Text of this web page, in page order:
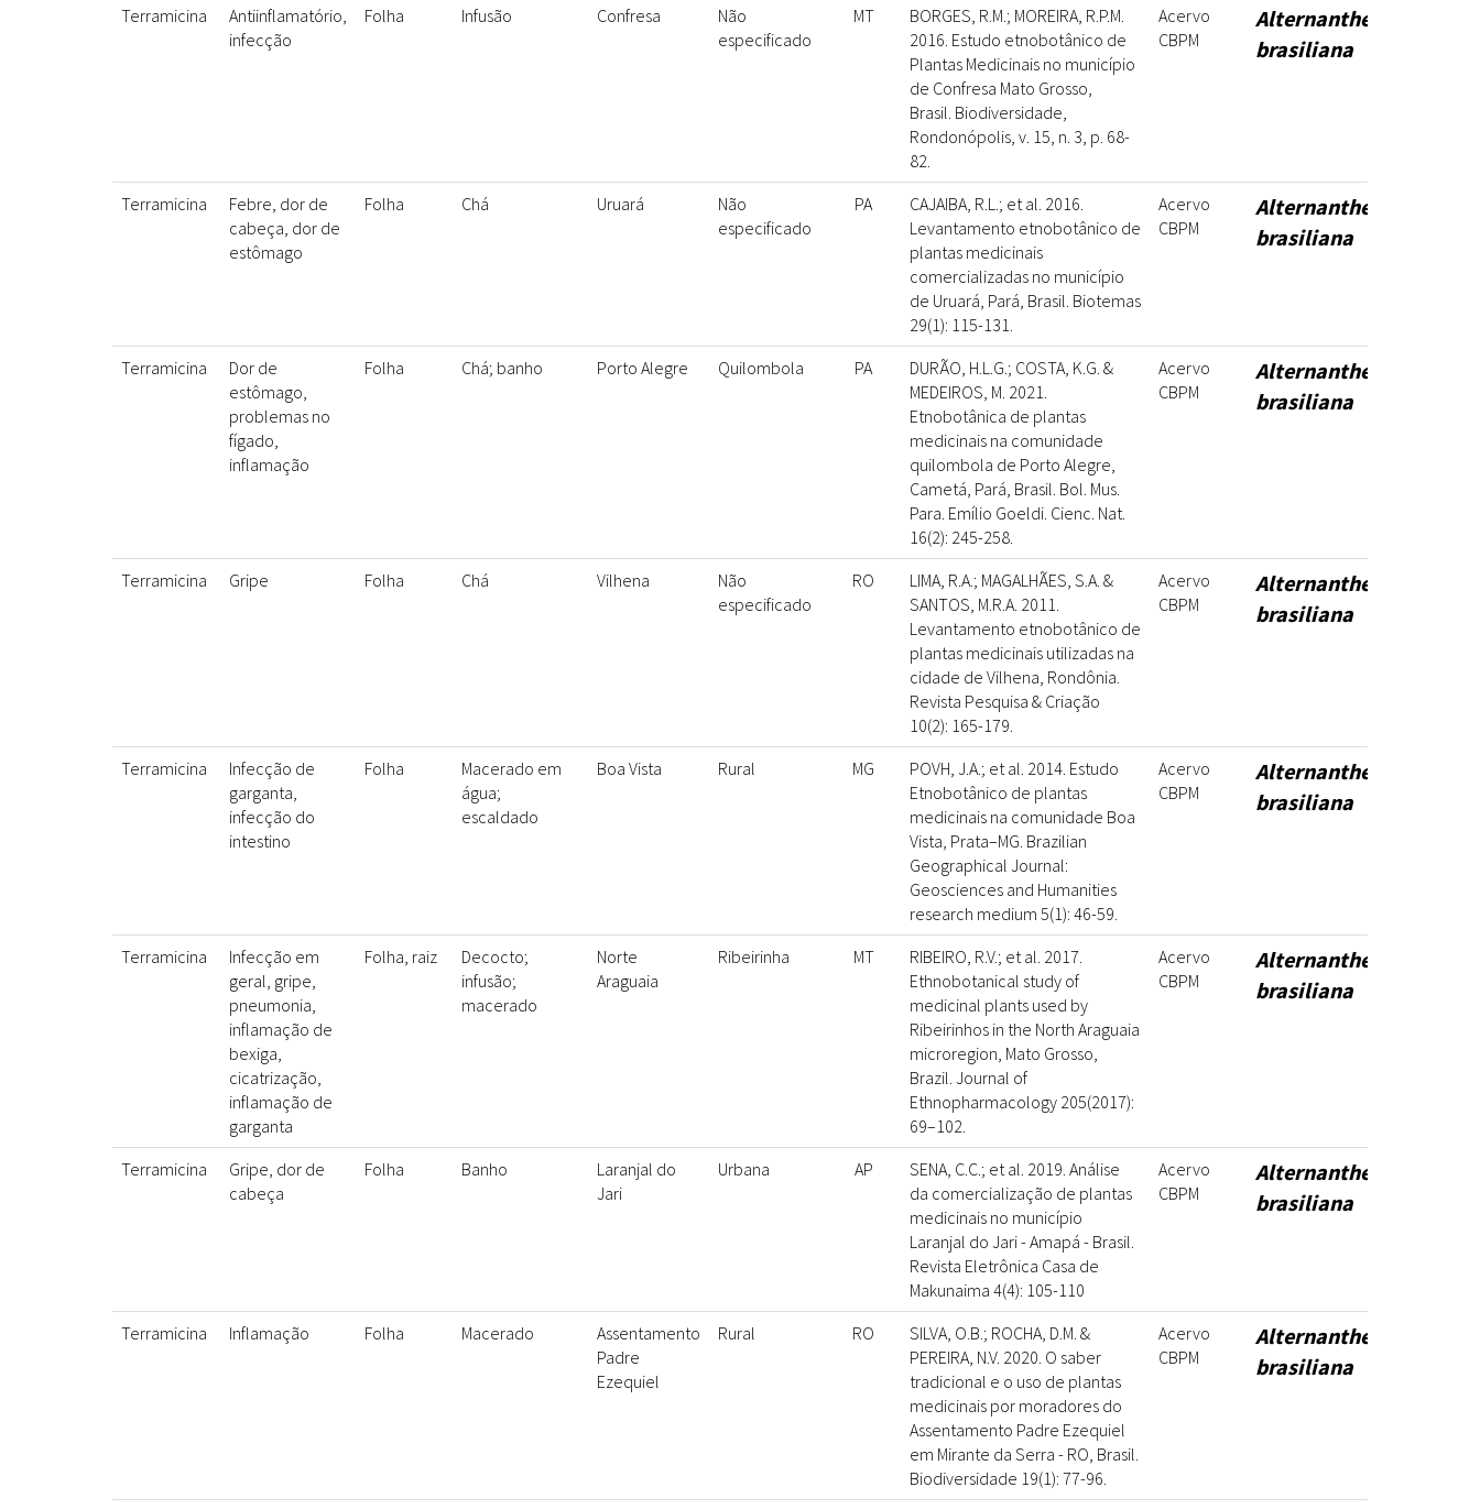
Terramicina
Antiinflamatório,
infecção
Folha Infusão Confresa
Não
especificado
MT
BORGES, R.M.; MOREIRA, R.P.M.
2016. Estudo etnobotânico de
Plantas Medicinais no município
de Confresa Mato Grosso,
Brasil. Biodiversidade,
Rondonópolis, v. 15, n. 3, p. 68-
82.
Acervo
CBPM
Alternanthera
brasiliana
Terramicina
Febre, dor de
cabeça, dor de
estômago
Folha Chá Uruará
Não
especificado
PA
CAJAIBA, R.L.; et al. 2016.
Levantamento etnobotânico de
plantas medicinais
comercializadas no município
de Uruará, Pará, Brasil. Biotemas
29(1): 115-131.
Acervo
CBPM
Alternanthera
brasiliana
Terramicina
Dor de
estômago,
problemas no
fígado,
inflamação
Folha Chá; banho Porto Alegre Quilombola PA
DURÃO, H.L.G.; COSTA, K.G. &
MEDEIROS, M. 2021.
Etnobotânica de plantas
medicinais na comunidade
quilombola de Porto Alegre,
Cametá, Pará, Brasil. Bol. Mus.
Para. Emílio Goeldi. Cienc. Nat.
16(2): 245-258.
Acervo
CBPM
Alternanthera
brasiliana
Terramicina Gripe Folha Chá Vilhena
Não
especificado
RO
LIMA, R.A.; MAGALHÃES, S.A. &
SANTOS, M.R.A. 2011.
Levantamento etnobotânico de
plantas medicinais utilizadas na
cidade de Vilhena, Rondônia.
Revista Pesquisa & Criação
10(2): 165-179.
Acervo
CBPM
Alternanthera
brasiliana
Terramicina
Infecção de
garganta,
infecção do
intestino
Folha
Macerado em
água;
escaldado
Boa Vista Rural MG
POVH, J.A.; et al. 2014. Estudo
Etnobotânico de plantas
medicinais na comunidade Boa
Vista, Prata–MG. Brazilian
Geographical Journal:
Geosciences and Humanities
research medium 5(1): 46-59.
Acervo
CBPM
Alternanthera
brasiliana
Terramicina
Infecção em
geral, gripe,
pneumonia,
inflamação de
bexiga,
cicatrização,
inflamação de
garganta
Folha, raiz
Decocto;
infusão;
macerado
Norte
Araguaia
Ribeirinha MT
RIBEIRO, R.V.; et al. 2017.
Ethnobotanical study of
medicinal plants used by
Ribeirinhos in the North Araguaia
microregion, Mato Grosso,
Brazil. Journal of
Ethnopharmacology 205(2017):
69–102.
Acervo
CBPM
Alternanthera
brasiliana
Terramicina
Gripe, dor de
cabeça
Folha Banho
Laranjal do
Jari
Urbana AP
SENA, C.C.; et al. 2019. Análise
da comercialização de plantas
medicinais no município
Laranjal do Jari - Amapá - Brasil.
Revista Eletrônica Casa de
Makunaima 4(4): 105-110
Acervo
CBPM
Alternanthera
brasiliana
Terramicina Inflamação Folha Macerado
Assentamento
Padre
Ezequiel
Rural RO
SILVA, O.B.; ROCHA, D.M. &
PEREIRA, N.V. 2020. O saber
tradicional e o uso de plantas
medicinais por moradores do
Assentamento Padre Ezequiel
em Mirante da Serra - RO, Brasil.
Biodiversidade 19(1): 77-96.
Acervo
CBPM
Alternanthera
brasiliana